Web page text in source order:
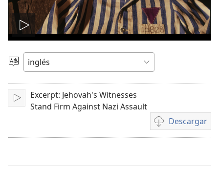
Reproducir
video
Elegir
idioma
Reproducir
Excerpt: Jehovah's Witnesses
Stand Firm Against Nazi Assault
Descargar
Opciones
de